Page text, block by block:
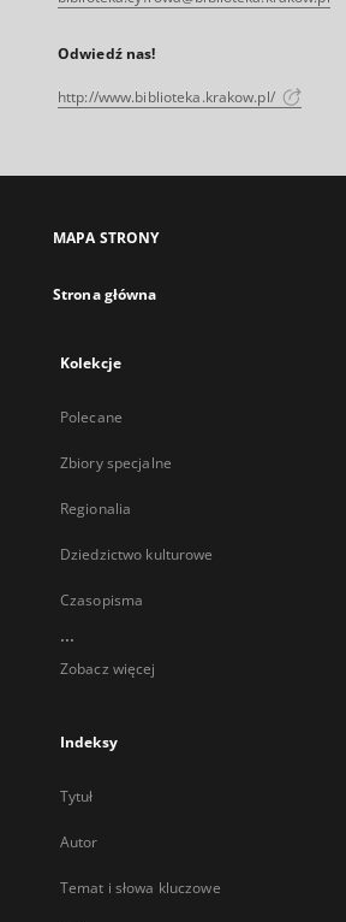
Odwiedź nas!
http://www.biblioteka.krakow.pl/
MAPA STRONY
Strona główna
Kolekcje
Polecane
Zbiory specjalne
Regionalia
Dziedzictwo kulturowe
Czasopisma
...
Zobacz więcej
Indeksy
Tytuł
Autor
Temat i słowa kluczowe